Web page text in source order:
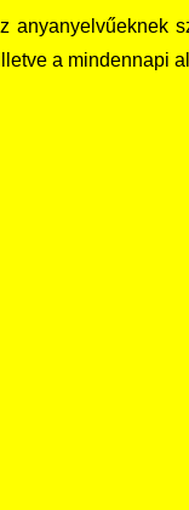
anyanyelvűeknek
a mindennapi